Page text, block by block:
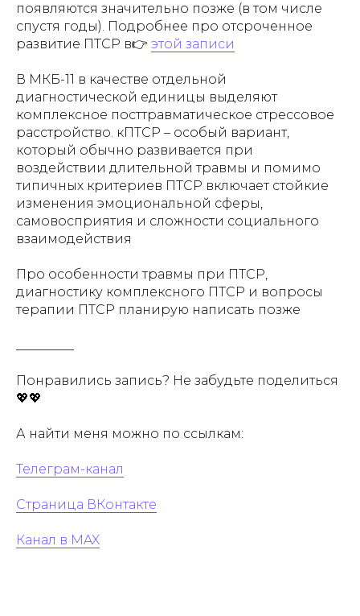
появляются значительно позже (в том числе
спустя годы). Подробнее про отсроченное
развитие ПТСР в👉 этой записи
В МКБ-11 в качестве отдельной
диагностической единицы выделяют
комплексное посттравматическое стрессовое
расстройство. кПТСР – особый вариант,
который обычно развивается при
воздействии длительной травмы и помимо
типичных критериев ПТСР включает стойкие
изменения эмоциональной сферы,
самовосприятия и сложности социального
взаимодействия
Про особенности травмы при ПТСР,
диагностику комплексного ПТСР и вопросы
терапии ПТСР планирую написать позже
Понравились запись? Не забудьте поделиться
💖💖
А найти меня можно по ссылкам:
Телеграм-канал
Страница ВКонтакте
Канал в MAX